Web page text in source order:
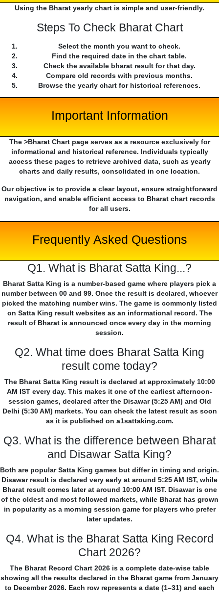
Using the Bharat yearly chart is simple and user-friendly.
Steps To Check Bharat Chart
Select the month you want to check.
Find the required date in the chart table.
Check the available bharat result for that day.
Compare old records with previous months.
Browse the yearly chart for historical references.
Important Information
The >Bharat Chart page serves as a resource exclusively for
informational and historical reference. Individuals typically
access these pages to retrieve archived data, such as yearly
charts and daily results, consolidated in one location.
Our objective is to provide a clear layout, ensure straightforward
navigation, and enable efficient access to Bharat chart records
for all users.
Frequently Asked Questions
Q1. What is Bharat Satta King...?
Bharat Satta King is a number-based game where players pick a
number between 00 and 99. Once the result is declared, whoever
picked the matching number wins. The game is commonly listed
on Satta King result websites as an informational record. The
result of Bharat is announced once every day in the morning
session.
Q2. What time does Bharat Satta King
result come today?
The Bharat Satta King result is declared at approximately 10:00
AM IST every day. This makes it one of the earliest afternoon-
session games, declared after the Disawar (5:25 AM) and Old
Delhi (5:30 AM) markets. You can check the latest result as soon
as it is published on a1sattaking.com.
Q3. What is the difference between Bharat
and Disawar Satta King?
Both are popular Satta King games but differ in timing and origin.
Disawar result is declared very early at around 5:25 AM IST, while
Bharat result comes later at around 10:00 AM IST. Disawar is one
of the oldest and most followed markets, while Bharat has grown
in popularity as a morning session game for players who prefer
later updates.
Q4. What is the Bharat Satta King Record
Chart 2026?
The Bharat Record Chart 2026 is a complete date-wise table
showing all the results declared in the Bharat game from January
to December 2026. Each row represents a date (1–31) and each